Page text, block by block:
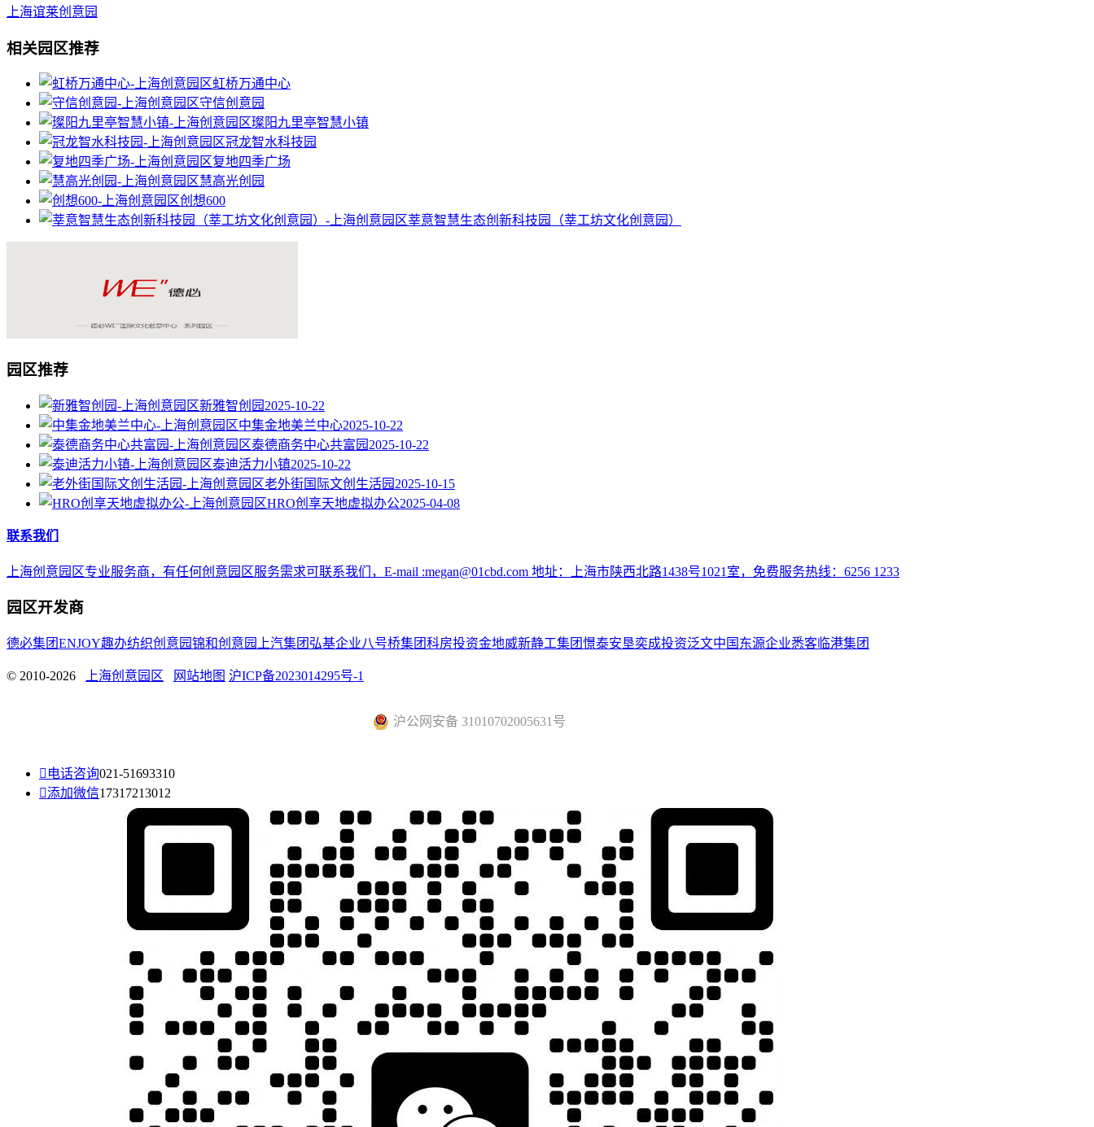
上海谊莱创意园
相关园区推荐
虹桥万通中心
守信创意园
璨阳九里亭智慧小镇
冠龙智水科技园
复地四季广场
慧高光创园
创想600
莘意智慧生态创新科技园（莘工坊文化创意园）
园区推荐
新雅智创园 2025-10-22
中集金地美兰中心2025-10-22
泰德商务中心共富园 2025-10-22
泰迪活力小镇2025-10-22
老外街国际文创生活园 2025-10-15
HRO创享天地虚拟办公2025-04-08
联系我们
上海创意园区专业服务商，有任何创意园区服务需求可联系我们，E-mail :megan@01cbd.com 地址：上海市陕西北路1438号1021室，免费服务热线：6256 1233
园区开发商
德必集团ENJOY趣办纺织创意园锦和创意园 上汽集团 弘基企业八号桥集团科房投资金地威新静工集团憬泰安垦奕成投资泛文中国 东源企业悉客 临港集团
© 2010-2026 上海创意园区 网站地图 沪ICP备2023014295号-1
沪公网安备 31010702005631号
 电话咨询021-51693310
添加微信17317213012